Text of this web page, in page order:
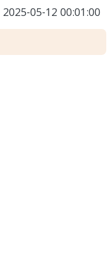
2025-05-12 00:01:00